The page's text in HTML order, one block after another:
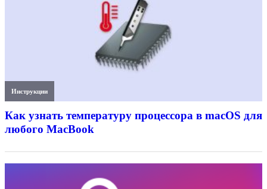
Инструкции
Как узнать температуру процессора в macOS для
любого MacBook